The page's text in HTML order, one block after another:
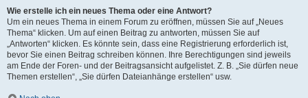
Wie erstelle ich ein neues Thema oder eine Antwort?
Um ein neues Thema in einem Forum zu eröffnen, müssen Sie auf „Neues
Thema“ klicken. Um auf einen Beitrag zu antworten, müssen Sie auf
„Antworten“ klicken. Es könnte sein, dass eine Registrierung erforderlich ist,
bevor Sie einen Beitrag schreiben können. Ihre Berechtigungen sind jeweils
am Ende der Foren- und der Beitragsansicht aufgelistet. Z. B. „Sie dürfen neue
Themen erstellen“, „Sie dürfen Dateianhänge erstellen“ usw.